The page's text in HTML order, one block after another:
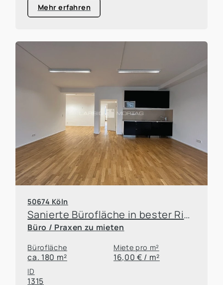
Mehr erfahren
50674 Köln
Sanierte Bürofläche in bester Ringlage
Büro / Praxen zu mieten
Bürofläche
ca. 180 m²
Miete pro m²
16,00 € / m²
ID
1315